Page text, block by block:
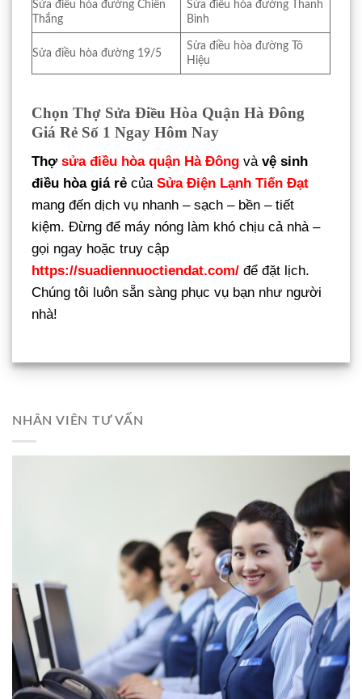
Sửa điều hòa đường Chiến
Thắng
Sửa điều hòa đường Thanh
Bình
Sửa điều hòa đường 19/5
Sửa điều hòa đường Tô
Hiệu
Chọn Thợ Sửa Điều Hòa Quận Hà Đông
Giá Rẻ Số 1 Ngay Hôm Nay
Thợ sửa điều hòa quận Hà Đông và vệ sinh
điều hòa giá rẻ của Sửa Điện Lạnh Tiến Đạt
mang đến dịch vụ nhanh – sạch – bền – tiết
kiệm. Đừng để máy nóng làm khó chịu cả nhà –
gọi ngay hoặc truy cập
https://suadiennuoctiendat.com/ để đặt lịch.
Chúng tôi luôn sẵn sàng phục vụ bạn như người
nhà!
NHÂN VIÊN TƯ VẤN